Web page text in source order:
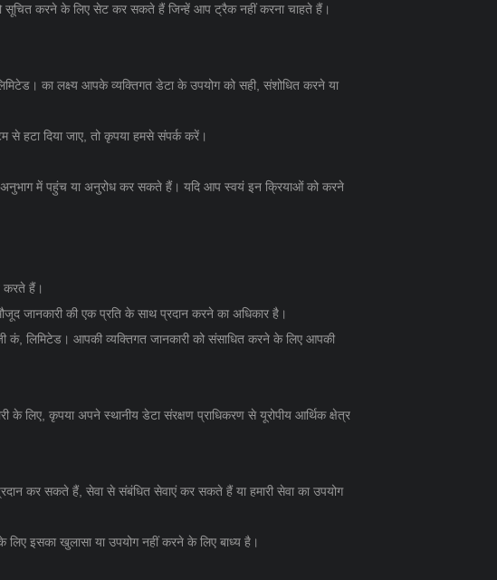
करने के लिए सेट कर सकते हैं जिन्हें आप ट्रैक नहीं करना चाहते हैं।
का लक्ष्य आपके व्यक्तिगत डेटा के उपयोग को सही, संशोधित करने या
हटा दिया जाए, तो कृपया हमसे संपर्क करें।
में पहुंच या अनुरोध कर सकते हैं। यदि आप स्वयं इन क्रियाओं को करने
करते हैं।
जानकारी की एक प्रति के साथ प्रदान करने का अधिकार है।
कं, लिमिटेड। आपकी व्यक्तिगत जानकारी को संसाधित करने के लिए आपकी
लिए, कृपया अपने स्थानीय डेटा संरक्षण प्राधिकरण से यूरोपीय आर्थिक क्षेत्र
कर सकते हैं, सेवा से संबंधित सेवाएं कर सकते हैं या हमारी सेवा का उपयोग
इसका खुलासा या उपयोग नहीं करने के लिए बाध्य है।